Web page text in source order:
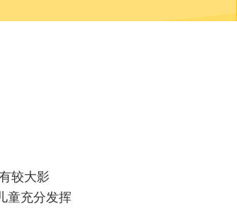
较大影
童充分发挥